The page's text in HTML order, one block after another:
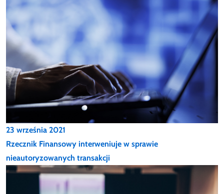
23 września 2021
Rzecznik Finansowy interweniuje w sprawie
nieautoryzowanych transakcji